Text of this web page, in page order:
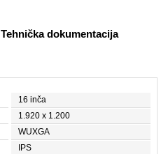
Tehnička dokumentacija
16 inča
1.920 x 1.200
WUXGA
IPS